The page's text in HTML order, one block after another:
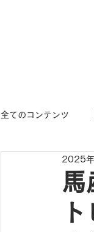
全てのコンテンツ
ウマのお坊さん
引退馬コレクシ
2025